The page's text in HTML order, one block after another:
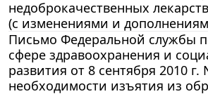
недоброкачественных
(с изменениями и
Письмо Федеральной службы
сфере здравоохранения и
развития от 8 сентября 2010
необходимости изъятия из